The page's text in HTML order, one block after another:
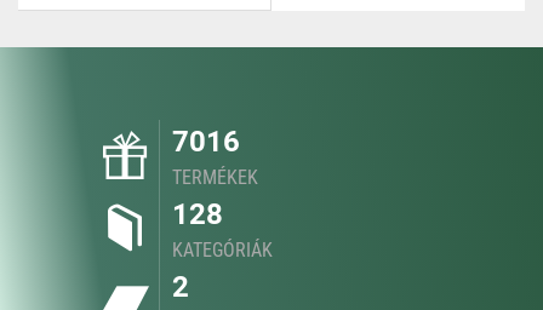
7016
TERMÉKEK
128
KATEGÓRIÁK
2